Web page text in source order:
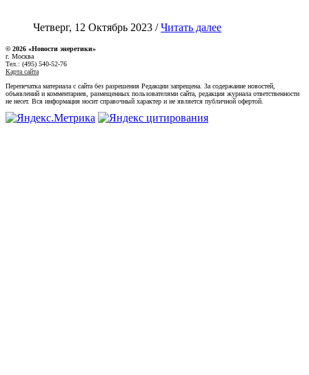
Четверг, 12 Октябрь 2023 /Читать далее
© 2026 «Новости энеретики»
г. Москва
Тел.: (495) 540-52-76
Карта сайта
Перепечатка материала с сайта без разрешения Редакции запрещена. За содержание новостей,
объявлений и комментариев, размещенных пользователями сайта, редакция журнала ответственности
не несет. Вся информация носит справочный характер и не является публичной офертой.